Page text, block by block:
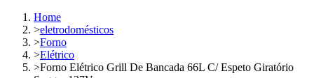
Home
>eletrodomésticos
>Forno
>Elétrico
>Forno Elétrico Grill De Bancada 66L C/ Espeto Giratório